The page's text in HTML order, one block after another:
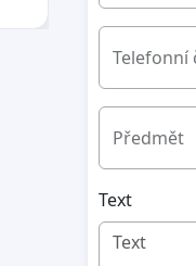
Telefonní
Předmět
Text